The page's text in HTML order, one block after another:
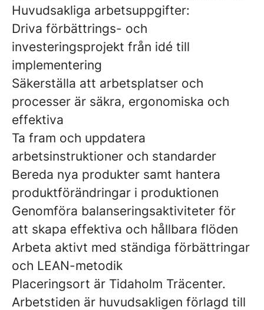
Huvudsakliga arbetsuppgifter:
Driva förbättrings- och
investeringsprojekt från idé till
implementering
Säkerställa att arbetsplatser och
processer är säkra, ergonomiska och
effektiva
Ta fram och uppdatera
arbetsinstruktioner och standarder
Bereda nya produkter samt hantera
produktförändringar i produktionen
Genomföra balanseringsaktiviteter för
att skapa effektiva och hållbara flöden
Arbeta aktivt med ständiga förbättringar
och LEAN-metodik
Placeringsort är Tidaholm Träcenter.
Arbetstiden är huvudsakligen förlagd till